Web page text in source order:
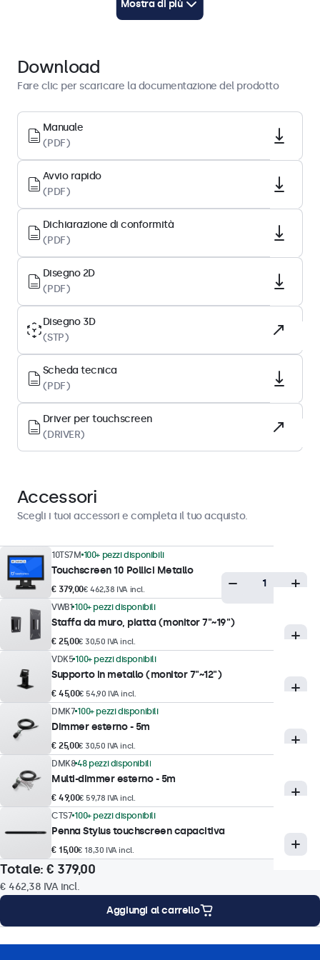
Architettura del display
Rapporto d’aspetto
16:10 (16:9 e 4:3 regolabile)
Risoluzione del display
1920 x 1200
Pixel per pollice
224 PPI
Tipo di pannello
IPS-LCD
Retroilluminazione
Superficie
Vetro temperato
Orientamento supportato
Orizzontale, verticale, rivolto verso l'alto
Prestazioni del display
300 nits (tipico)
Luminosità minima
Rapporto di contrasto
1500:1
Angolo di visione
178° orizzontale, 178° verticale
Tempo di risposta
Risoluzioni supportate
1920 x 1200 (max), 640 x 480 (min)
Tecnologia touch
Tecnologia touch
Capacitivo (PCAP)
Punti di contatto
10 punti di contatto (Multitouch)
Interfaccia touch
Conforme USB HID
Supporto gesti
Mostra di più
Download
Fare clic per scaricare la documentazione del prodotto
Manuale
(PDF)
Avvio rapido
(PDF)
Dichiarazione di conformità
(PDF)
Disegno 2D
(PDF)
Disegno 3D
(STP)
Scheda tecnica
(PDF)
Driver per touchscreen
(DRIVER)
Accessori
Scegli i tuoi accessori e completa il tuo acquisto.
10TS7M 100+ pezzi disponibili
Touchscreen 10 Pollici Metallo
€ 379,00€ 462,38 IVA incl.
VWB1 100+ pezzi disponibili
Staffa da muro, piatta (monitor 7"~19")
€ 25,00€ 30,50 IVA incl.
VDK5 100+ pezzi disponibili
Supporto in metallo (monitor 7"~12")
€ 45,00€ 54,90 IVA incl.
DMK7 100+ pezzi disponibili
Dimmer esterno - 5m
€ 25,00€ 30,50 IVA incl.
DMK8 48 pezzi disponibili
Multi-dimmer esterno - 5m
€ 49,00€ 59,78 IVA incl.
CTS7 100+ pezzi disponibili
Penna Stylus touchscreen capacitiva
€ 15,00€ 18,30 IVA incl.
Totale: € 379,00
€ 462,38 IVA incl.
Aggiungi al carrello
Caratteristiche tecniche Download Accessori